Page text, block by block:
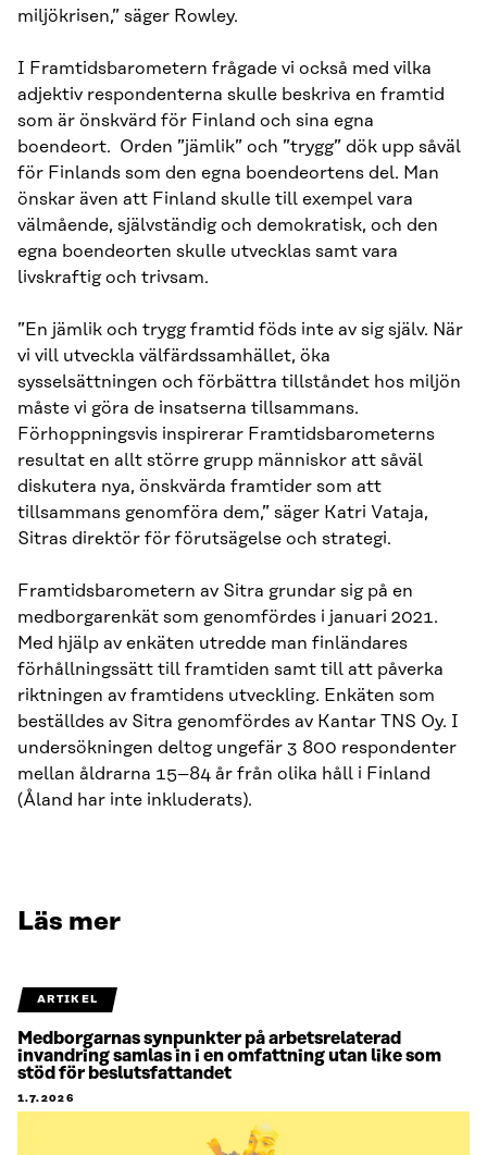
miljökrisen,” säger Rowley.
I Framtidsbarometern frågade vi också med vilka
adjektiv respondenterna skulle beskriva en framtid
som är önskvärd för Finland och sina egna
boendeort. Orden ”jämlik” och ”trygg” dök upp såväl
för Finlands som den egna boendeortens del. Man
önskar även att Finland skulle till exempel vara
välmående, självständig och demokratisk, och den
egna boendeorten skulle utvecklas samt vara
livskraftig och trivsam.
”En jämlik och trygg framtid föds inte av sig själv. När
vi vill utveckla välfärdssamhället, öka
sysselsättningen och förbättra tillståndet hos miljön
måste vi göra de insatserna tillsammans.
Förhoppningsvis inspirerar Framtidsbarometerns
resultat en allt större grupp människor att såväl
diskutera nya, önskvärda framtider som att
tillsammans genomföra dem,” säger Katri Vataja,
Sitras direktör för förutsägelse och strategi.
Framtidsbarometern av Sitra grundar sig på en
medborgarenkät som genomfördes i januari 2021.
Med hjälp av enkäten utredde man finländares
förhållningssätt till framtiden samt till att påverka
riktningen av framtidens utveckling. Enkäten som
beställdes av Sitra genomfördes av Kantar TNS Oy. I
undersökningen deltog ungefär 3 800 respondenter
mellan åldrarna 15–84 år från olika håll i Finland
(Åland har inte inkluderats).
Läs mer
ARTIKEL
Medborgarnas synpunkter på arbetsrelaterad
invandring samlas in i en omfattning utan like som
stöd för beslutsfattandet
1.7.2026